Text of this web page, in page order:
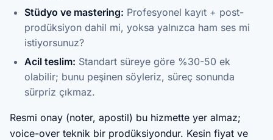
Stüdyo ve mastering: Profesyonel kayıt + post-
prodüksiyon dahil mi, yoksa yalnızca ham ses mi
istiyorsunuz?
Acil teslim: Standart süreye göre %30-50 ek
olabilir; bunu peşinen söyleriz, süreç sonunda
sürpriz çıkmaz.
Resmi onay (noter, apostil) bu hizmette yer almaz;
voice-over teknik bir prodüksiyondur. Kesin fiyat ve